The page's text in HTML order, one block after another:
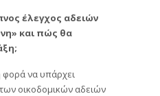
έλεγχος αδειών
και πώς θα
φορά να υπάρχει
οικοδομικών αδειών